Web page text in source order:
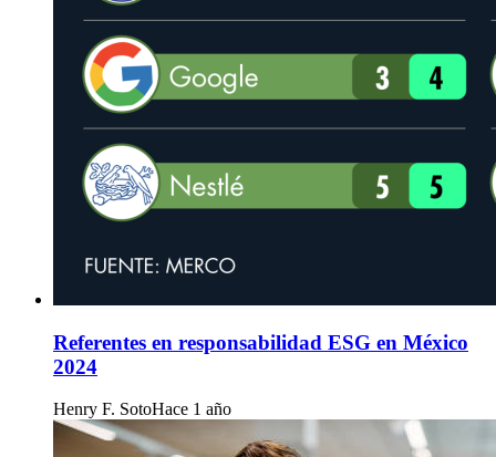
Referentes en responsabilidad ESG en México
2024
Henry F. SotoHace 1 año